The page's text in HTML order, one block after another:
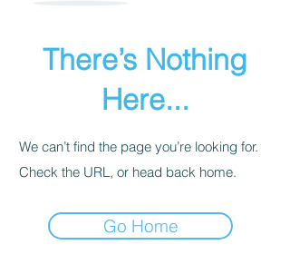
There’s Nothing
Here...
We can’t find the page you’re looking for.
Check the URL, or head back home.
Go Home